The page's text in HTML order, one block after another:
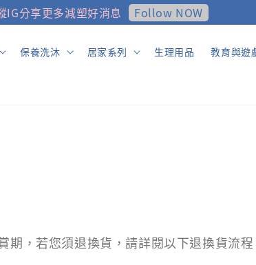
IG分享更多減塑好消息 Follow NOW
保養洗沐 居家系列 生理用品 教育與遊
，若您須退換貨，請詳閱以下退換貨流